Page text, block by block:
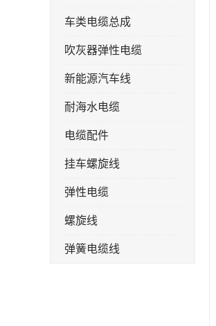
车类电缆总成
吹灰器弹性电缆
新能源汽车线
耐海水电缆
电缆配件
挂车螺旋线
弹性电缆
螺旋线
弹簧电缆线